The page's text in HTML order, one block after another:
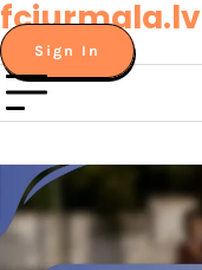
Skip
to
content
fcjurmala.lv
Sign In